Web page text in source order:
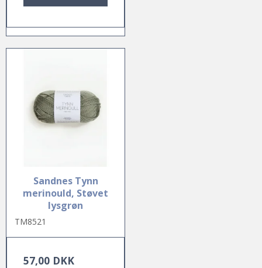
Sandnes Tynn
merinould, Støvet
lysgrøn
TM8521
57,00 DKK